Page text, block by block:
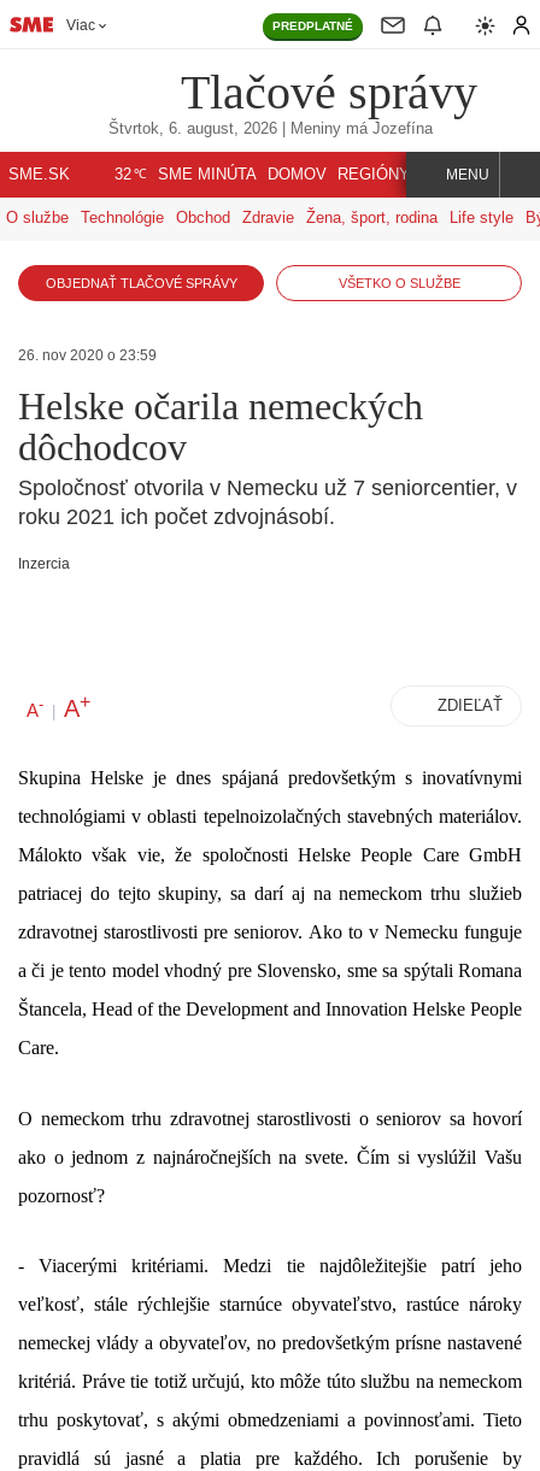
Viac PREDPLATNÉ
Tlačové správy
Štvrtok, 6. august, 2026| Meniny má Jozefína
SME.SK 32℃ SME MINÚTA DOMOV REGIÓNY INDEX SVET
MENU
O službe Technológie Obchod Zdravie Žena, šport, rodina Life style
OBJEDNAŤ TLAČOVÉ SPRÁVY VŠETKO O SLUŽBE
26. nov 2020 o 23:59
Helske očarila nemeckých
dôchodcov
Spoločnosť otvorila v Nemecku už 7 seniorcentier, v
roku 2021 ich počet zdvojnásobí.
Inzercia
A- | A+ ZDIEĽAŤ
Skupina Helske je dnes spájaná predovšetkým s inovatívnymi
technológiami v oblasti tepelnoizolačných stavebných materiálov.
Málokto však vie, že spoločnosti Helske People Care GmbH
patriacej do tejto skupiny, sa darí aj na nemeckom trhu služieb
zdravotnej starostlivosti pre seniorov. Ako to v Nemecku funguje
a či je tento model vhodný pre Slovensko, sme sa spýtali Romana
Štancela, Head of the Development and Innovation Helske People
Care.
O nemeckom trhu zdravotnej starostlivosti o seniorov sa hovorí
ako o jednom z najnáročnejších na svete. Čím si vyslúžil Vašu
pozornosť?
- Viacerými kritériami. Medzi tie najdôležitejšie patrí jeho
veľkosť, stále rýchlejšie starnúce obyvateľstvo, rastúce nároky
nemeckej vlády a obyvateľov, no predovšetkým prísne nastavené
kritériá. Práve tie totiž určujú, kto môže túto službu na nemeckom
trhu poskytovať, s akými obmedzeniami a povinnosťami. Tieto
pravidlá sú jasné a platia pre každého. Ich porušenie by